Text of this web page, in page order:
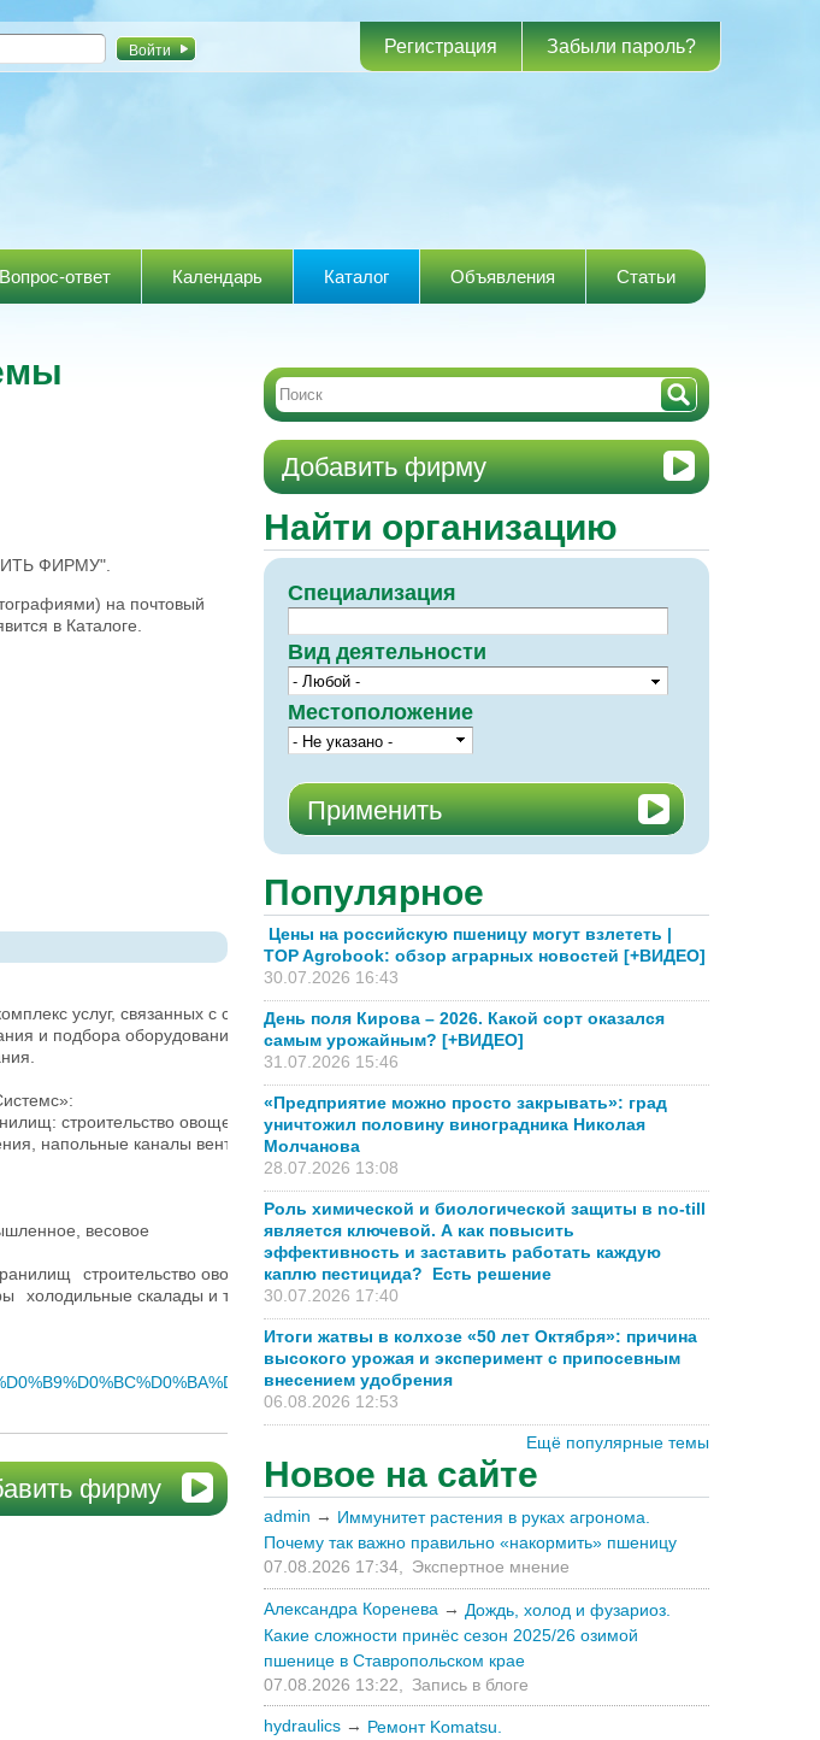
к
Регистрация Забыли пароль?
Вопрос-ответ Календарь Каталог Объявления Статьи
ФИРМУ".
на почтовый
в Каталоге.
услуг, связанных с созданием холодильных
и подбора оборудования до реализации проекта
строительство овощехранилищ, реконструкция,
напольные каналы вентиляционные, системы
весовое
строительство овощехранилищ
холодильное
холодильные скалады и терминалы
фирму
Добавить фирму
Найти организацию
Специализация
Вид деятельности
Местоположение
Популярное
Цены на российскую пшеницу могут взлететь |
TOP Agrobook: обзор аграрных новостей [+ВИДЕО]
30.07.2026 16:43
День поля Кирова – 2026. Какой сорт оказался
самым урожайным? [+ВИДЕО]
31.07.2026 15:46
«Предприятие можно просто закрывать»: град
уничтожил половину виноградника Николая
Молчанова
28.07.2026 13:08
Роль химической и биологической защиты в no-till
является ключевой. А как повысить
эффективность и заставить работать каждую
каплю пестицида? Есть решение
30.07.2026 17:40
Итоги жатвы в колхозе «50 лет Октября»: причина
высокого урожая и эксперимент с припосевным
внесением удобрения
06.08.2026 12:53
Ещё популярные темы
Новое на сайте
admin → Иммунитет растения в руках агронома.
Почему так важно правильно «накормить» пшеницу
07.08.2026 17:34,
Экспертное мнение
Александра Коренева → Дождь, холод и фузариоз.
Какие сложности принёс сезон 2025/26 озимой
пшенице в Ставропольском крае
07.08.2026 13:22,
Запись в блоге
hydraulics → Ремонт Komatsu.